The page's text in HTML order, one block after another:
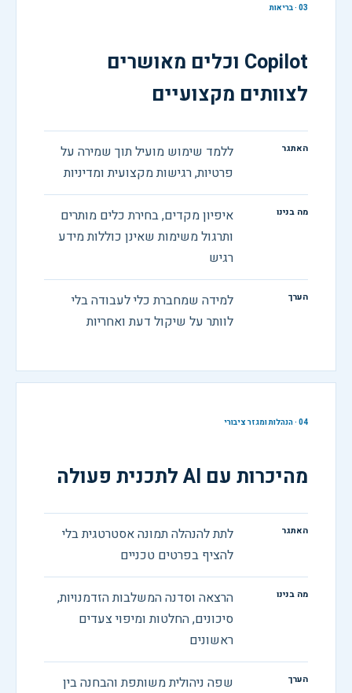
03
·בריאות
Copilot וכלים מאושרים
לצוותים מקצועיים
האתגר
ללמד שימוש מועיל תוך שמירה על
פרטיות, רגישות מקצועית ומדיניות
מה בנינו
איפיון מקדים, בחירת כלים מותרים
ותרגול משימות שאינן כוללות מידע
רגיש
הערך
למידה שמחברת כלי לעבודה בלי
לוותר על שיקול דעת ואחריות
04
·הנהלות ומגזר ציבורי
מהיכרות עם AI לתכנית פעולה
האתגר
לתת להנהלה תמונה אסטרטגית בלי
להציף בפרטים טכניים
מה בנינו
הרצאה וסדנה המשלבות הזדמנויות,
סיכונים, החלטות ומיפוי צעדים
ראשונים
הערך
שפה ניהולית משותפת והבחנה בין